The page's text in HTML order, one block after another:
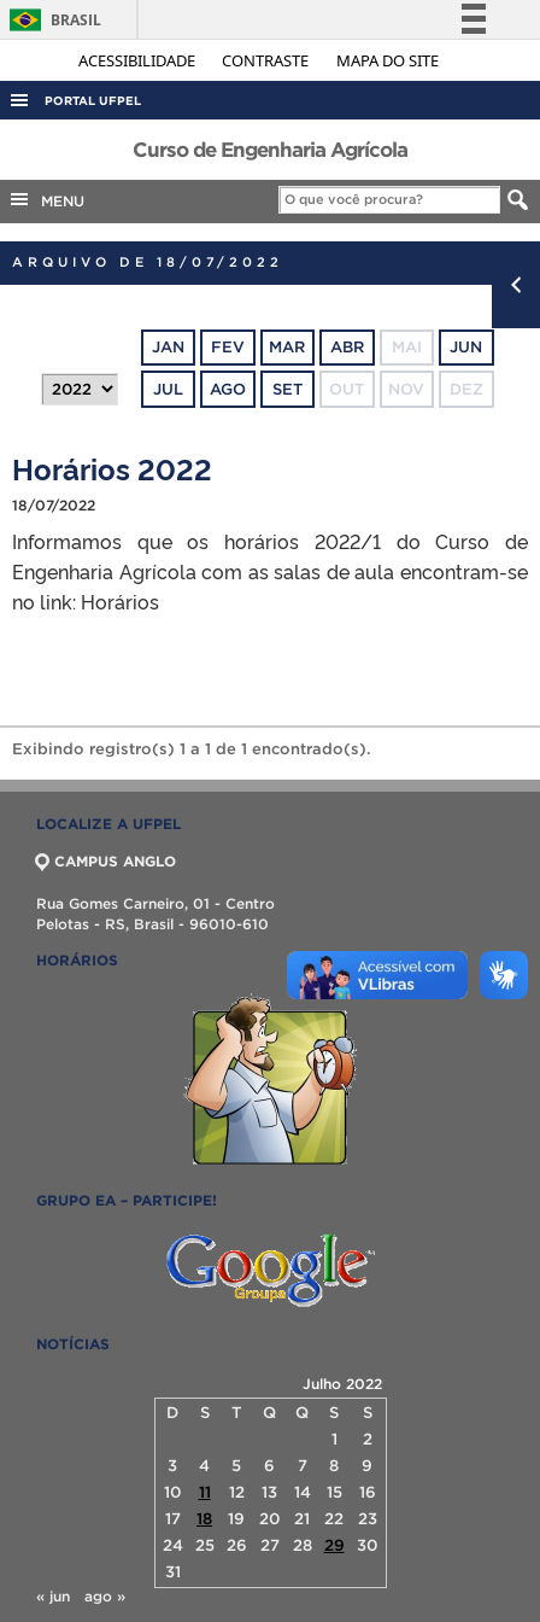
ACESSIBILIDADE CONTRASTE MAPA DO SITE
BRASIL
Simplifique!
Acesso à informação
Legislação
Canais
PORTAL UFPEL
ACESSO À INFORMAÇÃO
AUDITORIA
COBALTO
CONCURSOS
OUVIDORIA
TELEFONES
Curso de Engenharia Agrícola
MENU
ARQUIVO DE 18/07/2022
JAN FEV MAR ABR MAI JUN
JUL AGO SET OUT NOV DEZ
Horários 2022
18/07/2022
Informamos que os horários 2022/1 do Curso de
Engenharia Agrícola com as salas de aula encontram-se
no link: Horários
Exibindo registro(s) 1 a 1 de 1 encontrado(s).
LOCALIZE A UFPEL
CAMPUS ANGLO
Rua Gomes Carneiro, 01 - Centro
Pelotas - RS, Brasil - 96010-610
HORÁRIOS
GRUPO EA – PARTICIPE!
NOTÍCIAS
Julho 2022
D S T Q Q S
S
1
2
3
4 5 6 7 8
9
10
11 12 13 14 15
16
17
18 19 20 21 22
23
24
25 26 27 28 29
30
31
« jun ago »